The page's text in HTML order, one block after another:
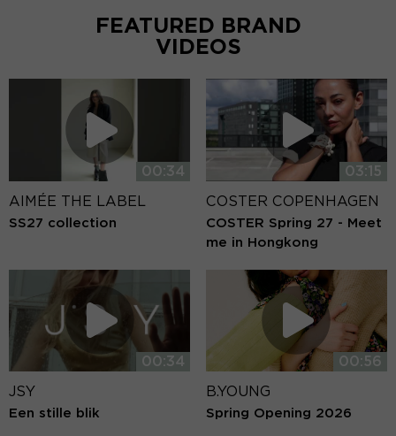
FEATURED BRAND
VIDEOS
00:34
AIMÉE THE LABEL
SS27 collection
03:15
COSTER COPENHAGEN
COSTER Spring 27 - Meet
me in Hongkong
00:34
JSY
Een stille blik
00:56
B.YOUNG
Spring Opening 2026